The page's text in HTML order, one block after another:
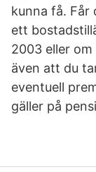
kunna få. Får
ett
2003 eller
även att du
eventuell
gäller på